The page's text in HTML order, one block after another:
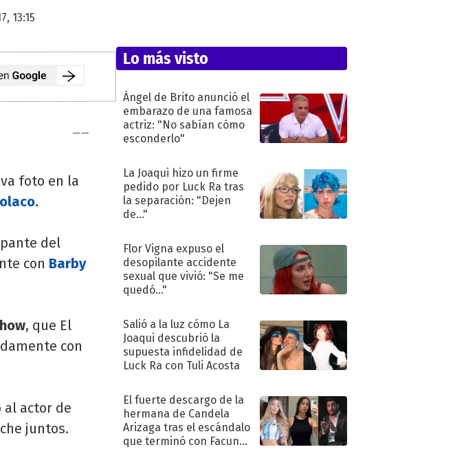
13:15
foto en la
.
del
con Barby
, que El
con
al actor de
juntos.
Lo más visto
Ángel de Brito anunció el
embarazo de una famosa
actriz: "No sabían cómo
esconderlo"
La Joaqui hizo un firme
pedido por Luck Ra tras
la separación: "Dejen
de..."
Flor Vigna expuso el
desopilante accidente
sexual que vivió: "Se me
quedó..."
Salió a la luz cómo La
Joaqui descubrió la
supuesta infidelidad de
Luck Ra con Tuli Acosta
El fuerte descargo de la
hermana de Candela
Arizaga tras el escándalo
que terminó con Facundo